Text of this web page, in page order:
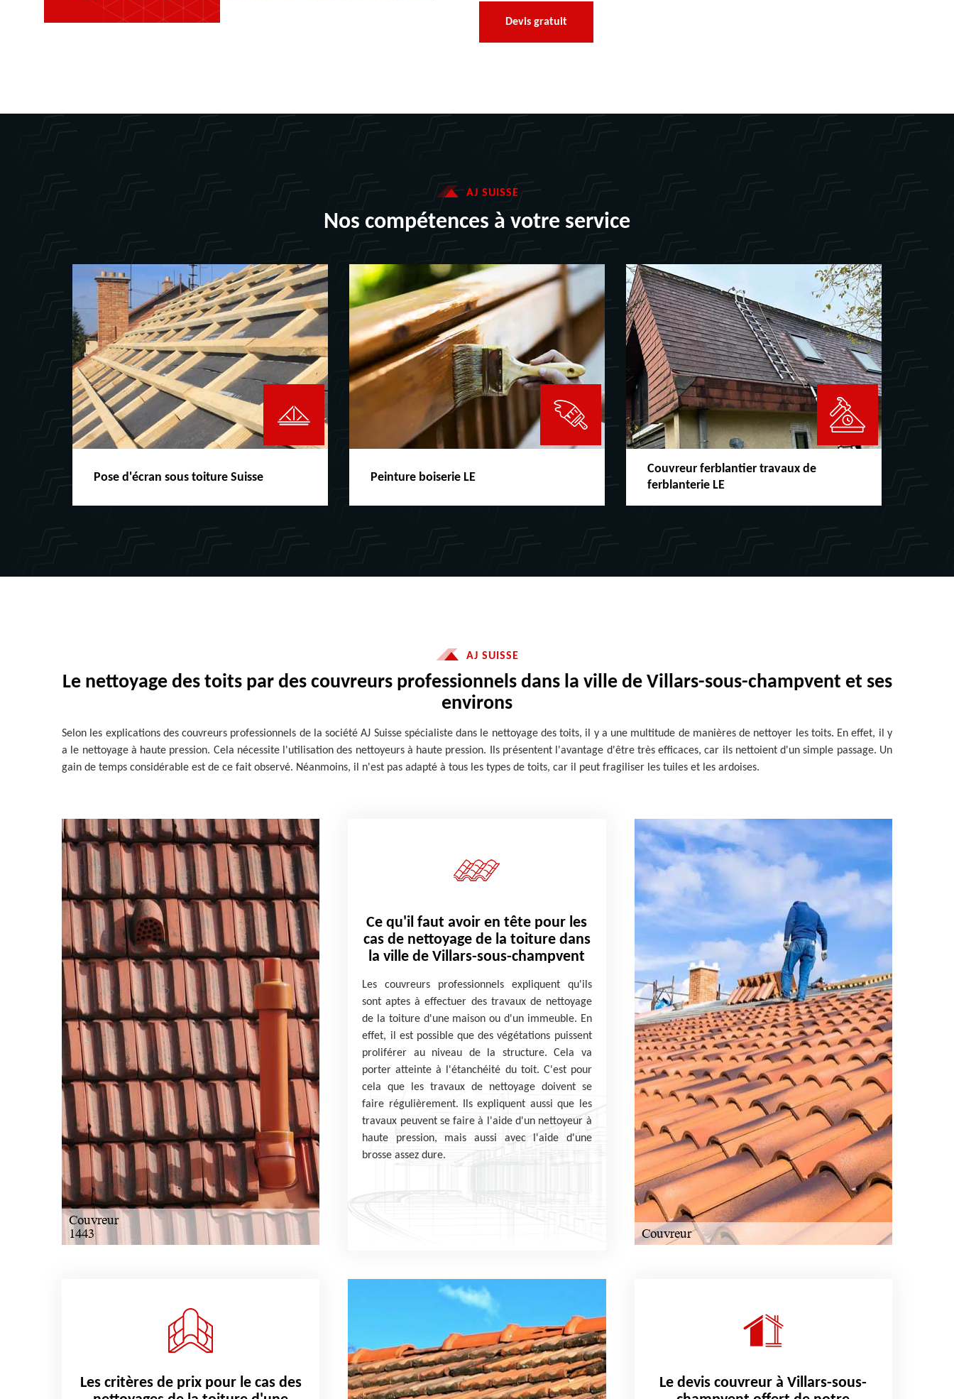
Devis gratuit
AJ SUISSE
Nos compétences à votre service
Pose d'écran sous toiture Suisse Peinture boiserie LE
Couvreur ferblantier travaux de
ferblanterie LE
AJ SUISSE
Le nettoyage des toits par des couvreurs professionnels dans la ville de Villars-sous-champvent et ses
environs
Selon les explications des couvreurs professionnels de la société AJ Suisse spécialiste dans le nettoyage des toits, il y a une multitude de manières de nettoyer les toits. En effet, il y
a le nettoyage à haute pression. Cela nécessite l'utilisation des nettoyeurs à haute pression. Ils présentent l'avantage d'être très efficaces, car ils nettoient d'un simple passage. Un
gain de temps considérable est de ce fait observé. Néanmoins, il n'est pas adapté à tous les types de toits, car il peut fragiliser les tuiles et les ardoises.
Ce qu'il faut avoir en tête pour les
cas de nettoyage de la toiture dans
la ville de Villars-sous-champvent
Les couvreurs professionnels expliquent qu'ils
sont aptes à effectuer des travaux de nettoyage
de la toiture d'une maison ou d'un immeuble. En
effet, il est possible que des végétations puissent
proliférer au niveau de la structure. Cela va
porter atteinte à l'étanchéité du toit. C'est pour
cela que les travaux de nettoyage doivent se
faire régulièrement. Ils expliquent aussi que les
travaux peuvent se faire à l'aide d'un nettoyeur à
haute pression, mais aussi avec l'aide d'une
brosse assez dure.
Les critères de prix pour le cas des
Le devis couvreur à Villars-sous-